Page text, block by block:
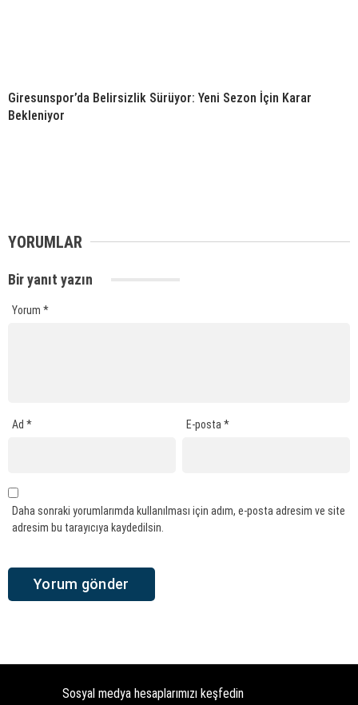
Giresunspor’da Belirsizlik Sürüyor: Yeni Sezon İçin Karar
Bekleniyor
YORUMLAR
Bir yanıt yazın
Yorum *
Ad * E-posta*
Daha sonraki yorumlarımda kullanılması için adım, e-posta adresim ve site
adresim bu tarayıcıya kaydedilsin.
Sosyal medya hesaplarımızı keşfedin